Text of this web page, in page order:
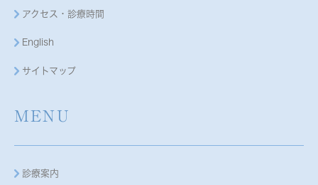
アクセス・診療時間
English
サイトマップ
MENU
診療案内